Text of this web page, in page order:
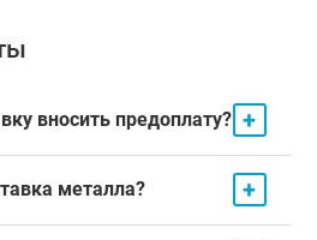
вносить предоплату? +
металла? +